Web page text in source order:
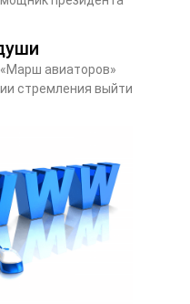
авиаторов»
стремления выйти